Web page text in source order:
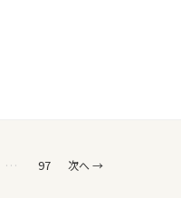
… 97 次へ →